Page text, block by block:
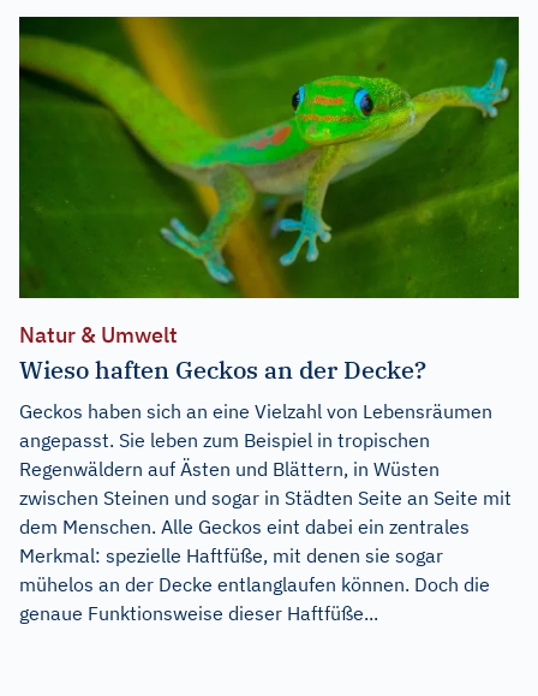
Natur & Umwelt
Wieso haften Geckos an der Decke?
Geckos haben sich an eine Vielzahl von Lebensräumen
angepasst. Sie leben zum Beispiel in tropischen
Regenwäldern auf Ästen und Blättern, in Wüsten
zwischen Steinen und sogar in Städten Seite an Seite mit
dem Menschen. Alle Geckos eint dabei ein zentrales
Merkmal: spezielle Haftfüße, mit denen sie sogar
mühelos an der Decke entlanglaufen können. Doch die
genaue Funktionsweise dieser Haftfüße...